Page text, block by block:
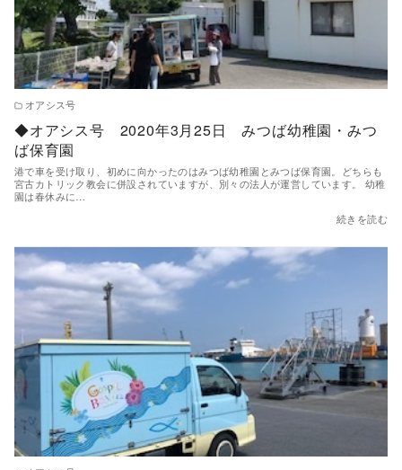
オアシス号
◆オアシス号 2020年3月25日 みつば幼稚園・みつ
ば保育園
港で車を受け取り、初めに向かったのはみつば幼稚園とみつば保育園。どちらも
宮古カトリック教会に併設されていますが、別々の法人が運営しています。 幼稚
園は春休みに…
続きを読む